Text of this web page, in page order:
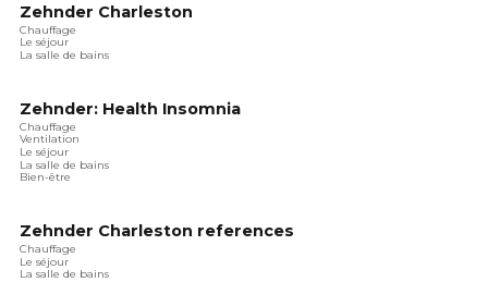
Zehnder Charleston
Chauffage
Le séjour
La salle de bains
Zehnder: Health Insomnia
Chauffage
Ventilation
Le séjour
La salle de bains
Bien-être
Zehnder Charleston references
Chauffage
Le séjour
La salle de bains